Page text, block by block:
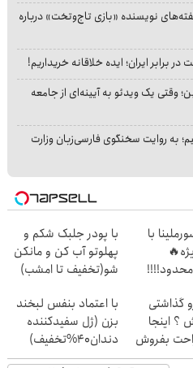
نویسنده «بازی تاج‌وتخت» درباره
برابر ایران؛ ایده خلاقانه خریداریم!
وقتی یک ویدئو به آیینه‌ای از جامعه
به روایت سخنگوی فارسی‌زبان وزارت
با
با پودر جلبک شکم و
پهلوتو آب کن و مانکن
شو(تخفیف تا امشب)
گذاشتی
؟ اینجا
بفروش
با اعتماد بنفس لبخند
بزن (ژل سفیدکننده
دندان40%تخفیف)